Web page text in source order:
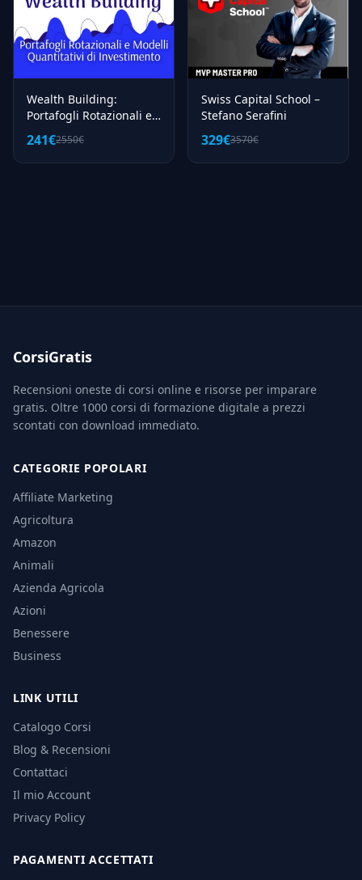
Wealth Building:
Portafogli Rotazionali e
Modelli Quantitativi –
Luca Giusti (QTLab)
241€2550€
Swiss Capital School –
Stefano Serafini
329€3570€
CorsiGratis
Recensioni oneste di corsi online e risorse per imparare
gratis. Oltre 1000 corsi di formazione digitale a prezzi
scontati con download immediato.
CATEGORIE POPOLARI
Affiliate Marketing
Agricoltura
Amazon
Animali
Azienda Agricola
Azioni
Benessere
Business
LINK UTILI
Catalogo Corsi
Blog & Recensioni
Contattaci
Il mio Account
Privacy Policy
PAGAMENTI ACCETTATI